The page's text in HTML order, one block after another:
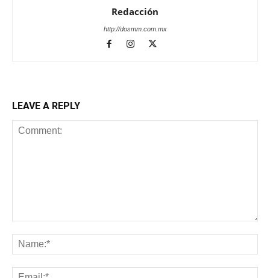
Redacción
http://dosmm.com.mx
LEAVE A REPLY